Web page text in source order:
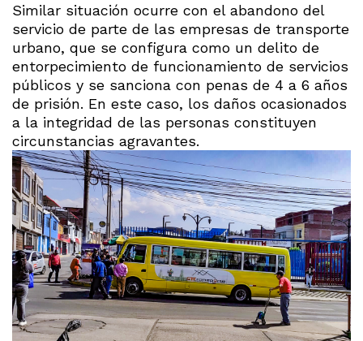
Similar situación ocurre con el abandono del
servicio de parte de las empresas de transporte
urbano, que se configura como un delito de
entorpecimiento de funcionamiento de servicios
públicos y se sanciona con penas de 4 a 6 años
de prisión. En este caso, los daños ocasionados
a la integridad de las personas constituyen
circunstancias agravantes.